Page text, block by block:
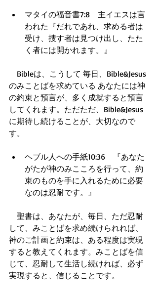
マタイの福音書7:8　主イエスは言
われた『だれであれ、求める者は
受け、捜す者は見つけ出し、たた
く者には開かれます。』
Bibleは、こうして 毎日、Bible&Jesus
のみことばを求めている あなたには神
の約束と預言が、多く成就すると預言
してくれます。ただただ、Bible&Jesus
に期待し続けることが、大切なので
す。
ヘブル人への手紙10:36　『あなた
がたが神のみこころを行って、約
束のものを手に入れるために必要
なのは忍耐です。』
聖書は、あなたが、毎日、ただ忍耐
して、みことばを求め続けられれば、
神のご計画と約束は、ある程度は実現
すると教えてくれます。みことばを信
じて、忍耐して生活し続ければ、必ず
実現すると、信じることです。